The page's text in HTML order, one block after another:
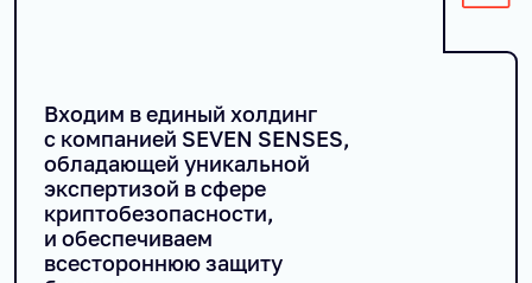
Входим в единый холдинг
с компанией SEVEN SENSES,
обладающей уникальной
экспертизой в сфере
криптобезопасности,
и обеспечиваем
всестороннюю защиту